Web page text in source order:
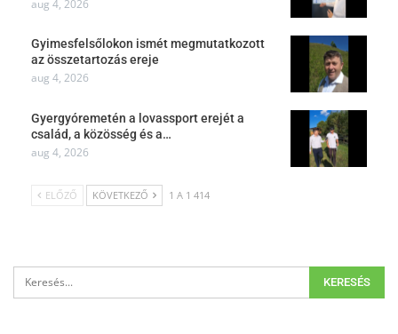
aug 4, 2026
Gyimesfelsőlokon ismét megmutatkozott
az összetartozás ereje
aug 4, 2026
Gyergyóremetén a lovassport erejét a
család, a közösség és a…
aug 4, 2026
ELŐZŐ KÖVETKEZŐ 1 A 1 414